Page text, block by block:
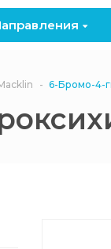
антипирены
6-Бромо-4-